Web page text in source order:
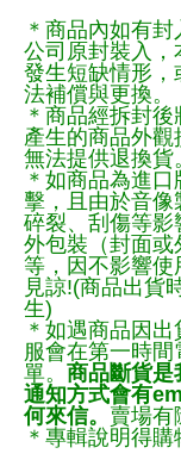
＊商品內如有
公司原封裝入，
發生短缺情形
法補償與更換。
＊商品經拆封
產生的商品外
無法提供退換貨
＊如商品為進
擊，且由於音
碎裂、刮傷等影
外包裝（封面或
等，因不影響
見諒!(商品出貨
生)
＊如遇商品因
服會在第一時
單。 商品斷貨是
通知方式會有
何來信。 賣場有
＊專輯說明得